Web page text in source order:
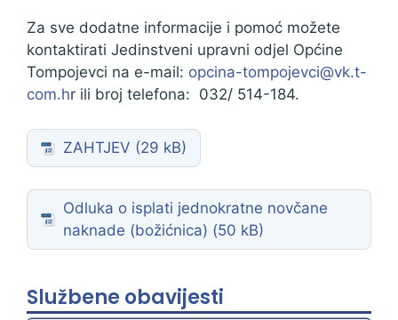
Za sve dodatne informacije i pomoć možete
kontaktirati Jedinstveni upravni odjel Općine
Tompojevci na e-mail: opcina-tompojevci@vk.t-
com.hr ili broj telefona: 032/ 514-184.
ZAHTJEV
Odluka o isplati jednokratne novčane
naknade (božićnica)
Službene obavijesti